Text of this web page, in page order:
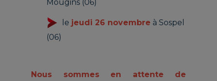
Mougins (06)
le jeudi 26 novembre à Sospel
(06)
Nous sommes en attente de